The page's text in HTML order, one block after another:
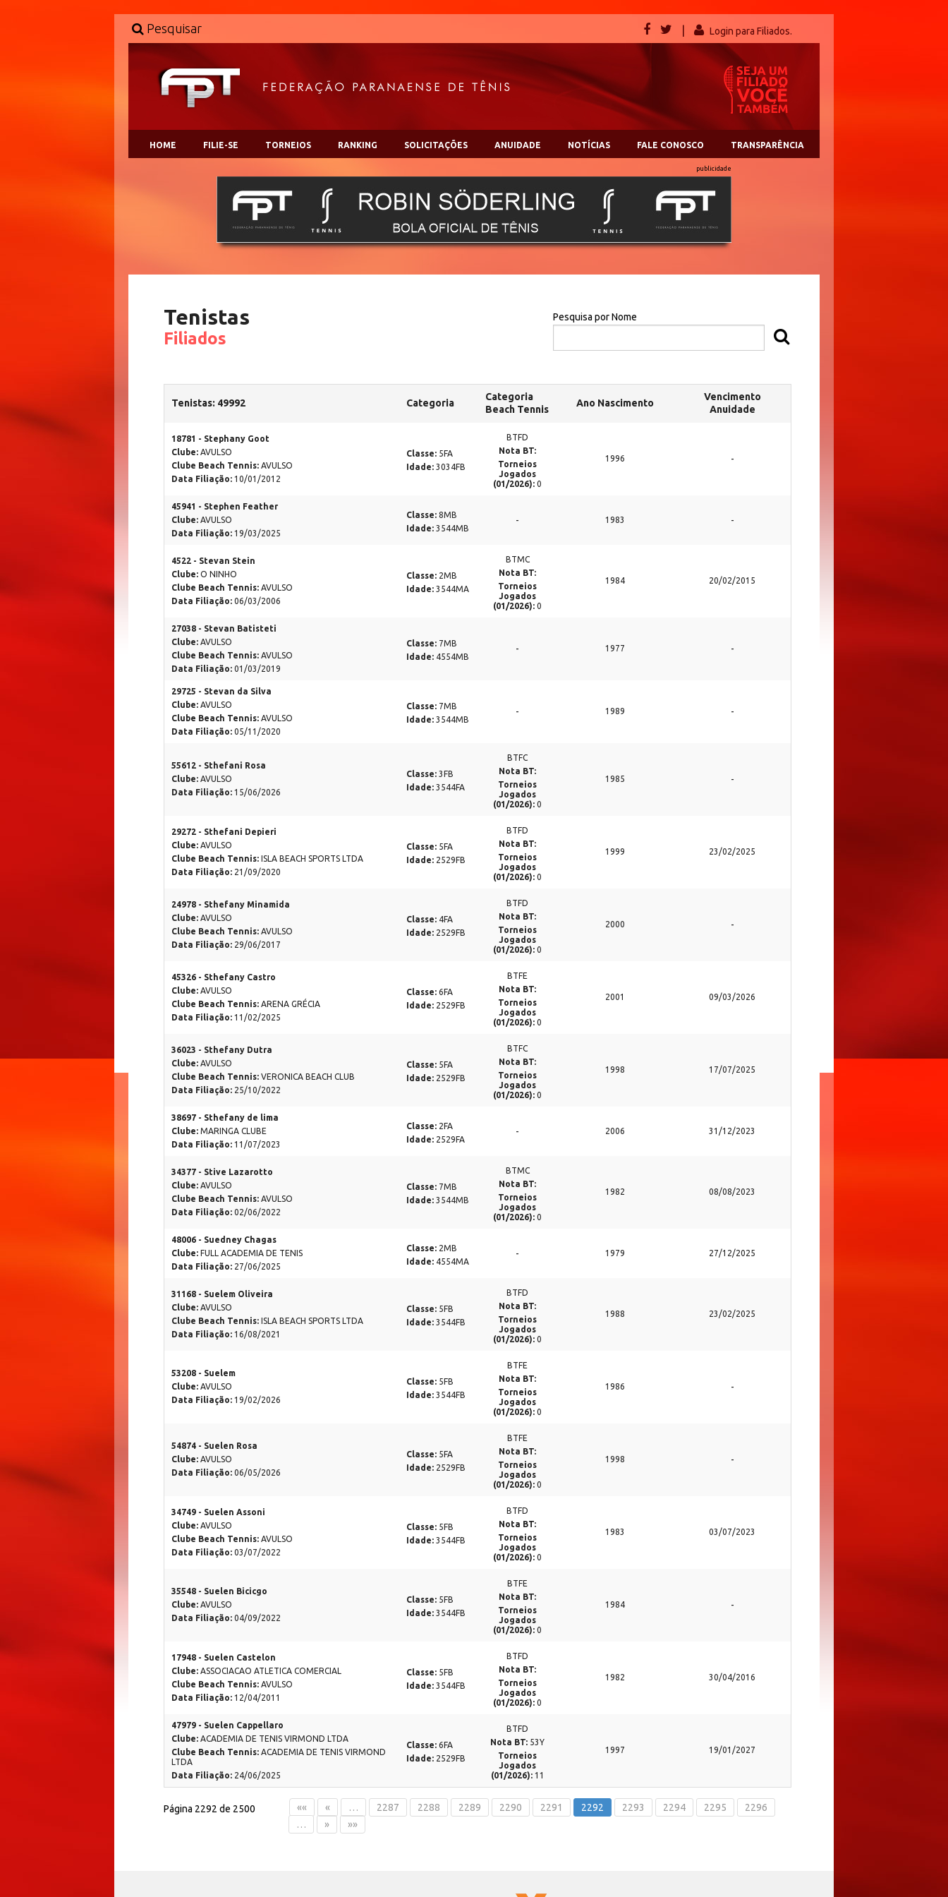
Pesquisar Login para Filiados.
HOME FILIE-SE TORNEIOS RANKING SOLICITAÇÕES ANUIDADE NOTÍCIAS FALE CONOSCO TRANSPARÊNCIA
publicidade
Tenistas
Filiados
Pesquisa por Nome
Tenistas: 49992 Categoria
Categoria
Beach Tennis
Ano Nascimento
Vencimento
Anuidade
18781 - Stephany Goot
Clube: AVULSO
Clube Beach Tennis: AVULSO
Data Filiação: 10/01/2012
Classe: 5FA
Idade: 3034FB
BTFD
Nota BT:
Torneios
Jogados
(01/2026): 0
1996 -
45941 - Stephen Feather
Clube: AVULSO
Data Filiação: 19/03/2025
Classe: 8MB
Idade: 3544MB
- 1983 -
4522 - Stevan Stein
Clube: O NINHO
Clube Beach Tennis: AVULSO
Data Filiação: 06/03/2006
Classe: 2MB
Idade: 3544MA
BTMC
Nota BT:
Torneios
Jogados
(01/2026): 0
1984 20/02/2015
27038 - Stevan Batisteti
Clube: AVULSO
Clube Beach Tennis: AVULSO
Data Filiação: 01/03/2019
Classe: 7MB
Idade: 4554MB
- 1977 -
29725 - Stevan da Silva
Clube: AVULSO
Clube Beach Tennis: AVULSO
Data Filiação: 05/11/2020
Classe: 7MB
Idade: 3544MB
- 1989 -
55612 - Sthefani Rosa
Clube: AVULSO
Data Filiação: 15/06/2026
Classe: 3FB
Idade: 3544FA
BTFC
Nota BT:
Torneios
Jogados
(01/2026): 0
1985 -
29272 - Sthefani Depieri
Clube: AVULSO
Clube Beach Tennis: ISLA BEACH SPORTS LTDA
Data Filiação: 21/09/2020
Classe: 5FA
Idade: 2529FB
BTFD
Nota BT:
Torneios
Jogados
(01/2026): 0
1999 23/02/2025
24978 - Sthefany Minamida
Clube: AVULSO
Clube Beach Tennis: AVULSO
Data Filiação: 29/06/2017
Classe: 4FA
Idade: 2529FB
BTFD
Nota BT:
Torneios
Jogados
(01/2026): 0
2000 -
45326 - Sthefany Castro
Clube: AVULSO
Clube Beach Tennis: ARENA GRÉCIA
Data Filiação: 11/02/2025
Classe: 6FA
Idade: 2529FB
BTFE
Nota BT:
Torneios
Jogados
(01/2026): 0
2001 09/03/2026
36023 - Sthefany Dutra
Clube: AVULSO
Clube Beach Tennis: VERONICA BEACH CLUB
Data Filiação: 25/10/2022
Classe: 5FA
Idade: 2529FB
BTFC
Nota BT:
Torneios
Jogados
(01/2026): 0
1998 17/07/2025
38697 - Sthefany de lima
Clube: MARINGA CLUBE
Data Filiação: 11/07/2023
Classe: 2FA
Idade: 2529FA
- 2006 31/12/2023
34377 - Stive Lazarotto
Clube: AVULSO
Clube Beach Tennis: AVULSO
Data Filiação: 02/06/2022
Classe: 7MB
Idade: 3544MB
BTMC
Nota BT:
Torneios
Jogados
(01/2026): 0
1982 08/08/2023
48006 - Suedney Chagas
Clube: FULL ACADEMIA DE TENIS
Data Filiação: 27/06/2025
Classe: 2MB
Idade: 4554MA
- 1979 27/12/2025
31168 - Suelem Oliveira
Clube: AVULSO
Clube Beach Tennis: ISLA BEACH SPORTS LTDA
Data Filiação: 16/08/2021
Classe: 5FB
Idade: 3544FB
BTFD
Nota BT:
Torneios
Jogados
(01/2026): 0
1988 23/02/2025
53208 - Suelem
Clube: AVULSO
Data Filiação: 19/02/2026
Classe: 5FB
Idade: 3544FB
BTFE
Nota BT:
Torneios
Jogados
(01/2026): 0
1986 -
54874 - Suelen Rosa
Clube: AVULSO
Data Filiação: 06/05/2026
Classe: 5FA
Idade: 2529FB
BTFE
Nota BT:
Torneios
Jogados
(01/2026): 0
1998 -
34749 - Suelen Assoni
Clube: AVULSO
Clube Beach Tennis: AVULSO
Data Filiação: 03/07/2022
Classe: 5FB
Idade: 3544FB
BTFD
Nota BT:
Torneios
Jogados
(01/2026): 0
1983 03/07/2023
35548 - Suelen Bicicgo
Clube: AVULSO
Data Filiação: 04/09/2022
Classe: 5FB
Idade: 3544FB
BTFE
Nota BT:
Torneios
Jogados
(01/2026): 0
1984 -
17948 - Suelen Castelon
Clube: ASSOCIACAO ATLETICA COMERCIAL
Clube Beach Tennis: AVULSO
Data Filiação: 12/04/2011
Classe: 5FB
Idade: 3544FB
BTFD
Nota BT:
Torneios
Jogados
(01/2026): 0
1982 30/04/2016
47979 - Suelen Cappellaro
Clube: ACADEMIA DE TENIS VIRMOND LTDA
Clube Beach Tennis: ACADEMIA DE TENIS VIRMOND
LTDA
Data Filiação: 24/06/2025
Classe: 6FA
Idade: 2529FB
BTFD
Nota BT: 53Y
Torneios
Jogados
(01/2026): 11
1997 19/01/2027
Página 2292 de 2500 «« « … 2287 2288 2289 2290 2291 2292 2293 2294 2295
2296
…
» »»